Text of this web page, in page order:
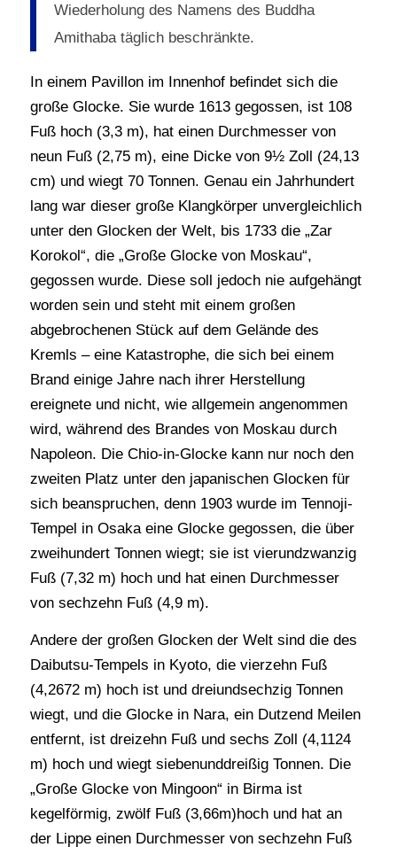
Wiederholung des Namens des Buddha
Amithaba täglich beschränkte.
In einem Pavillon im Innenhof befindet sich die
große Glocke. Sie wurde 1613 gegossen, ist 108
Fuß hoch (3,3 m), hat einen Durchmesser von
neun Fuß (2,75 m), eine Dicke von 9½ Zoll (24,13
cm) und wiegt 70 Tonnen. Genau ein Jahrhundert
lang war dieser große Klangkörper unvergleichlich
unter den Glocken der Welt, bis 1733 die „Zar
Korokol“, die „Große Glocke von Moskau“,
gegossen wurde. Diese soll jedoch nie aufgehängt
worden sein und steht mit einem großen
abgebrochenen Stück auf dem Gelände des
Kremls – eine Katastrophe, die sich bei einem
Brand einige Jahre nach ihrer Herstellung
ereignete und nicht, wie allgemein angenommen
wird, während des Brandes von Moskau durch
Napoleon. Die Chio-in-Glocke kann nur noch den
zweiten Platz unter den japanischen Glocken für
sich beanspruchen, denn 1903 wurde im Tennoji-
Tempel in Osaka eine Glocke gegossen, die über
zweihundert Tonnen wiegt; sie ist vierundzwanzig
Fuß (7,32 m) hoch und hat einen Durchmesser
von sechzehn Fuß (4,9 m).
Andere der großen Glocken der Welt sind die des
Daibutsu-Tempels in Kyoto, die vierzehn Fuß
(4,2672 m) hoch ist und dreiundsechzig Tonnen
wiegt, und die Glocke in Nara, ein Dutzend Meilen
entfernt, ist dreizehn Fuß und sechs Zoll (4,1124
m) hoch und wiegt siebenunddreißig Tonnen. Die
„Große Glocke von Mingoon“ in Birma ist
kegelförmig, zwölf Fuß (3,66m)hoch und hat an
der Lippe einen Durchmesser von sechzehn Fuß